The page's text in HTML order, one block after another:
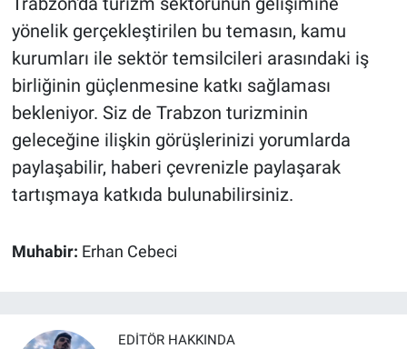
yönelik gerçekleştirilen bu temasın, kamu
kurumları ile sektör temsilcileri arasındaki iş
birliğinin güçlenmesine katkı sağlaması
bekleniyor. Siz de Trabzon turizminin
geleceğine ilişkin görüşlerinizi yorumlarda
paylaşabilir, haberi çevrenizle paylaşarak
tartışmaya katkıda bulunabilirsiniz.
Muhabir: Erhan Cebeci
EDITÖR HAKKINDA